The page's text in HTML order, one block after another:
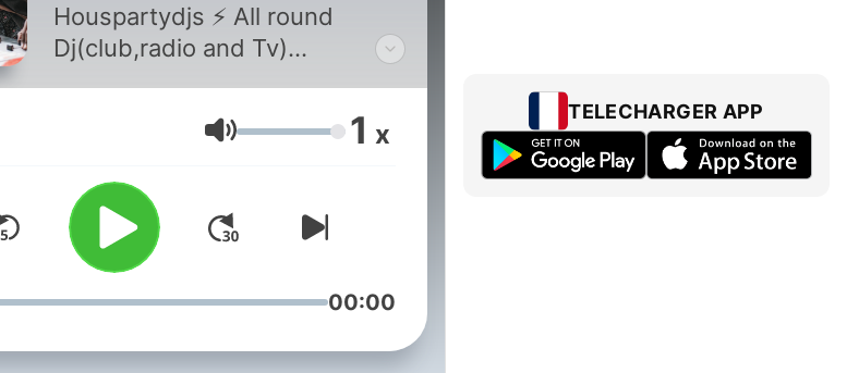
Houspartydjs ⚡️ All round
Dj(club,radio and Tv)
TO BRING LIFE TO YOUR
PARTY CALL 0700057224
m.youtube.com/channel/UCrcIpmfuOSEUDqq28kERN2w
Volume 1 x
00:00
TELECHARGER APP